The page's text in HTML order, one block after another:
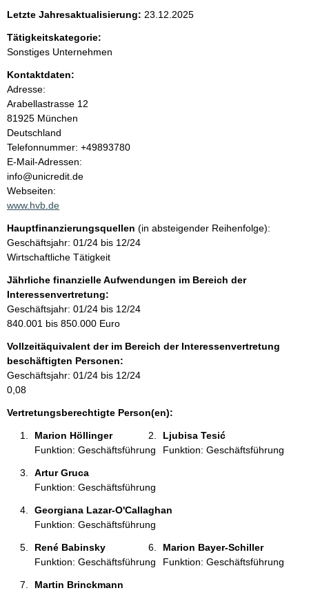
n
i
n
h
a
l
t
r
i
n
e
i
Letzte Jahresaktualisierung: 23.12.2025
Tätigkeitskategorie:
Sonstiges Unternehmen
Kontaktdaten:
Adresse:
Arabellastrasse 12
81925 München
Deutschland
K
o
n
t
a
t
i
n
f
o
r
m
t
i
o
n
e
Telefonnummer: +49893780
E-Mail-Adressen:
info@unicredit.de
Webseiten:
www.hvb.de
Hauptfinanzierungsquellen (in absteigender Reihenfolge):
Geschäftsjahr: 01/24 bis 12/24
Wirtschaftliche Tätigkeit
Jährliche finanzielle Aufwendungen im Bereich der
Interessenvertretung:
Geschäftsjahr: 01/24 bis 12/24
840.001 bis 850.000 Euro
Vollzeitäquivalent der im Bereich der Interessenvertretung
beschäftigten Personen:
Geschäftsjahr: 01/24 bis 12/24
0,08
Vertretungsberechtigte Person(en):
Marion Höllinger
Funktion: Geschäftsführung
Ljubisa Tesić
Funktion: Geschäftsführung
Artur Gruca
Funktion: Geschäftsführung
Georgiana Lazar-O'Callaghan
Funktion: Geschäftsführung
René Babinsky
Funktion: Geschäftsführung
Marion Bayer-Schiller
Funktion: Geschäftsführung
Martin Brinckmann